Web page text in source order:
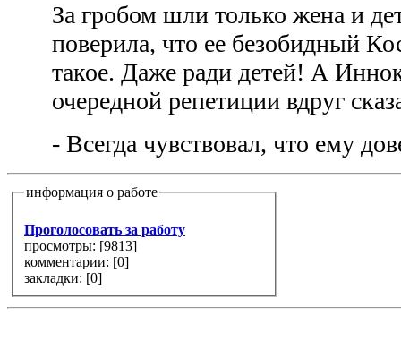
За гробом шли только жена и
поверила, что ее безобидный
такое. Даже ради детей! А
очередной репетиции вдруг
- Всегда чувствовал, что ему
информация о работе
Проголосовать за работу
просмотры: [9813]
комментарии: [0]
закладки: [0]